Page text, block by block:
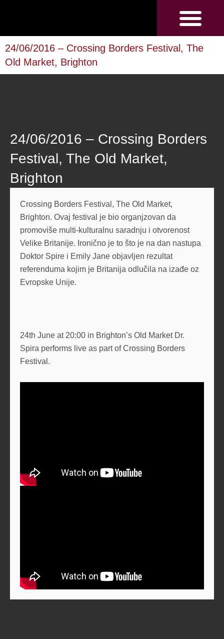
24/06/2016 – Crossing Borders Festival, The
Old Market, Brighton
24/06/2016 – Crossing Borders
Festival, The Old Market,
Brighton
Crossing Borders Festival, The Old Market,
Brighton. Ovaj festival je bio organjzovan da
promoviše multi-kulturalnu saradnju i otvorenost
Velike Britanije. Ironično je to što je na dan nastupa
Doktor Spire i Emily Jane objavljen rezultat
referenduma kojim je Britanija odlučila na izađe oz
Evropske Unije.
24th June at 20:00 in Brighton’s Old Market Dr.
Spira performs live as part of Crossing Borders
Festival.